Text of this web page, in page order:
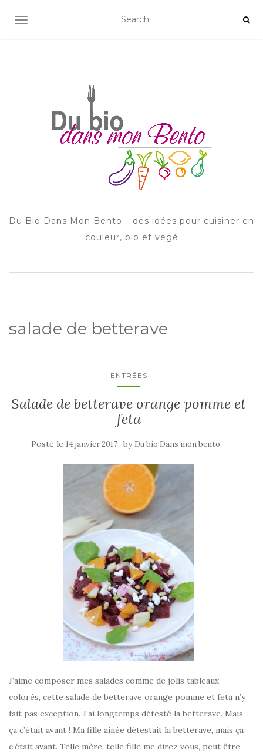
AFFICHER/MASQUER LA NAVIGATION
Du Bio Dans Mon Bento – des idées pour cuisiner en
couleur, bio et végé
salade de betterave
ENTRÉES
Salade de betterave orange pomme et
feta
Posté le 14 janvier 2017 by Du bio Dans mon bento
J’aime composer mes salades comme de jolis tableaux
colorés, cette salade de betterave orange pomme et feta n’y
fait pas exception. J’ai longtemps détesté la betterave. Mais
ça c’était avant ! Ma fille aînée détestait la betterave, mais ça
c’était avant. Telle mère, telle fille me direz vous, peut être,